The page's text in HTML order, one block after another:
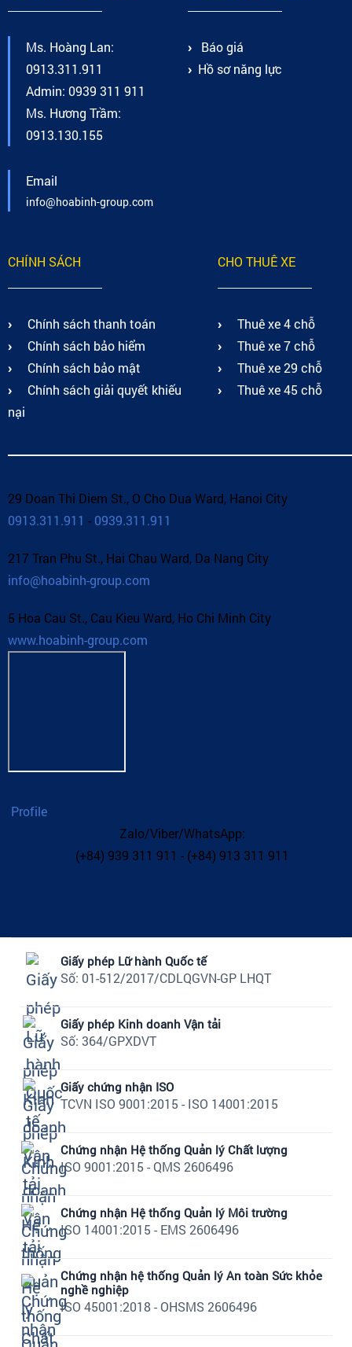
Ms. Hoàng Lan:
0913.311.911
Admin: 0939 311 911
Ms. Hương Trầm:
0913.130.155
Email
info@hoabinh-group.com
Báo giá
Hồ sơ năng lực
CHÍNH SÁCH
Chính sách thanh toán
Chính sách bảo hiểm
Chính sách bảo mật
Chính sách giải quyết khiếu
nại
CHO THUÊ XE
Thuê xe 4 chỗ
Thuê xe 7 chỗ
Thuê xe 29 chỗ
Thuê xe 45 chỗ
29 Doan Thi Diem St., O Cho Dua Ward, Hanoi City
0913.311.911 - 0939.311.911
217 Tran Phu St., Hai Chau Ward, Da Nang City
info@hoabinh-group.com
5 Hoa Cau St., Cau Kieu Ward, Ho Chi Minh City
www.hoabinh-group.com
Profile
Zalo/Viber/WhatsApp:
(+84) 939 311 911 - (+84) 913 311 911
Giấy phép Lữ hành Quốc tế
Số: 01-512/2017/CDLQGVN-GP LHQT
Giấy phép Kinh doanh Vận tải
Số: 364/GPXDVT
Giấy chứng nhận ISO
TCVN ISO 9001:2015 - ISO 14001:2015
Chứng nhận Hệ thống Quản lý Chất lượng
ISO 9001:2015 - QMS 2606496
Chứng nhận Hệ thống Quản lý Môi trường
ISO 14001:2015 - EMS 2606496
Chứng nhận hệ thống Quản lý An toàn Sức khỏe
nghề nghiệp
ISO 45001:2018 - OHSMS 2606496